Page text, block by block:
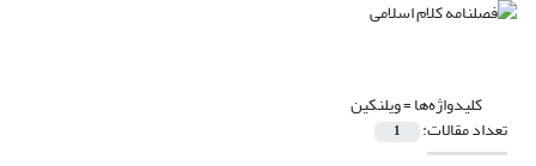
کلیدواژه‌ها =ویلنکین
تعداد مقالات: 1